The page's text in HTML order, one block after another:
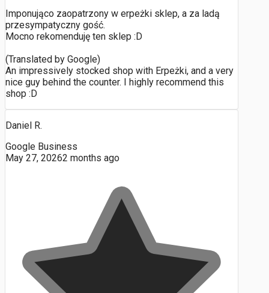
Imponująco zaopatrzony w erpeżki sklep, a za ladą
przesympatyczny gość.
Mocno rekomenduję ten sklep :D
(Translated by Google)
An impressively stocked shop with Erpeżki, and a very
nice guy behind the counter. I highly recommend this
shop :D
Daniel R.
Google Business
May 27, 20262 months ago